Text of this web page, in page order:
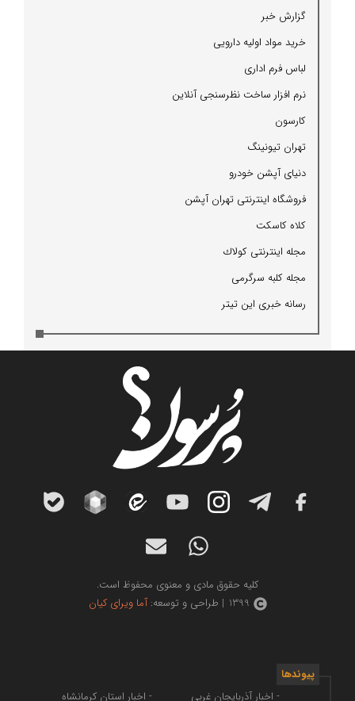
گزارش خبر
خرید مواد اولیه دارویی
لباس فرم اداری
نرم افزار ساخت نظرسنجی آنلاین
كارسون
تهران تیونینگ
دنیای آپشن خودرو
فروشگاه اینترنتی تهران آپشن
كلاه كاسكت
مجله اینترنتی كولاك
مجله كلبه سرگرمی
رسانه خبری این تیتر
کلیه حقوق مادی و معنوی محفوظ است.
1399 | طراحی و توسعه:
آما ویرای کیان
پیوندها
- اخبار آذربایجان غربی
- اخبار استان کرمانشاه